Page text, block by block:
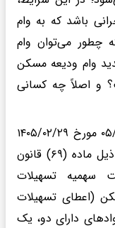
باشد که به وام
چطور می‌توان وام
وام ودیعه مسکن
و اصلاً چه کسانی
بانک مرکزی طی بخشنامه شماره ۰۵/۳۸۱۱۶ مورخ ۱۴۰۵/۰۲/۲۹
در راستای اجرای تبصره های (۱) و (۲) ذیل ماده (۶۹) قانون
سهمیه تسهیلات
(اعطای تسهیلات
دارای دو، یک